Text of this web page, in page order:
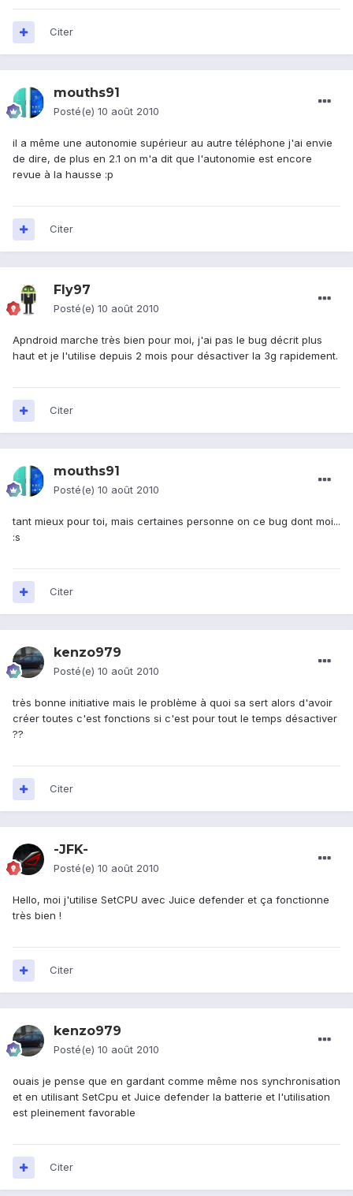
Citer
mouths91
Posté(e) 10 août 2010
il a même une autonomie supérieur au autre téléphone j'ai envie
de dire, de plus en 2.1 on m'a dit que l'autonomie est encore
revue à la hausse :p
Citer
Fly97
Posté(e) 10 août 2010
Apndroid marche très bien pour moi, j'ai pas le bug décrit plus
haut et je l'utilise depuis 2 mois pour désactiver la 3g rapidement.
Citer
mouths91
Posté(e) 10 août 2010
tant mieux pour toi, mais certaines personne on ce bug dont moi...
:s
Citer
kenzo979
Posté(e) 10 août 2010
très bonne initiative mais le problème à quoi sa sert alors d'avoir
créer toutes c'est fonctions si c'est pour tout le temps désactiver
??
Citer
-JFK-
Posté(e) 10 août 2010
Hello, moi j'utilise SetCPU avec Juice defender et ça fonctionne
très bien !
Citer
kenzo979
Posté(e) 10 août 2010
ouais je pense que en gardant comme même nos synchronisation
et en utilisant SetCpu et Juice defender la batterie et l'utilisation
est pleinement favorable
Citer